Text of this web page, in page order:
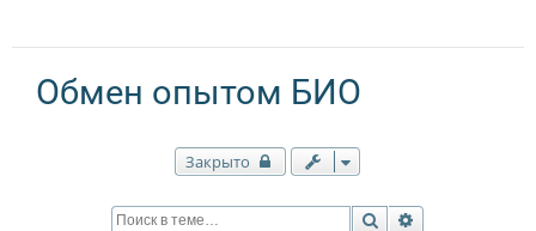
Обмен опытом БИО
Закрыто
Поиск